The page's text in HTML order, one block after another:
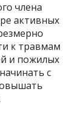
члена
активных
к травмам
и пожилых
с